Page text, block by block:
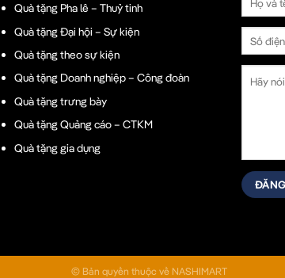
Quà tặng Pha lê – Thuỷ tinh
Quà tặng Đại hội – Sự kiện
Quà tặng theo sự kiện
Quà tặng Doanh nghiệp – Công đoàn
Quà tặng trưng bày
Quà tặng Quảng cáo – CTKM
Quà tặng gia dụng
© Bản quyền thuộc về NASHIMART